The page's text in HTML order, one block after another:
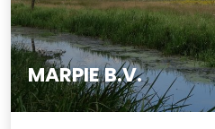
MARPIE B.V.